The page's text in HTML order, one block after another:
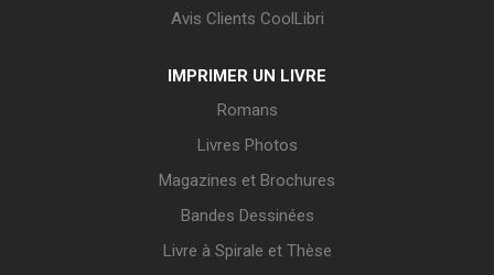
Avis Clients CoolLibri
IMPRIMER UN LIVRE
Romans
Livres Photos
Magazines et Brochures
Bandes Dessinées
Livre à Spirale et Thèse